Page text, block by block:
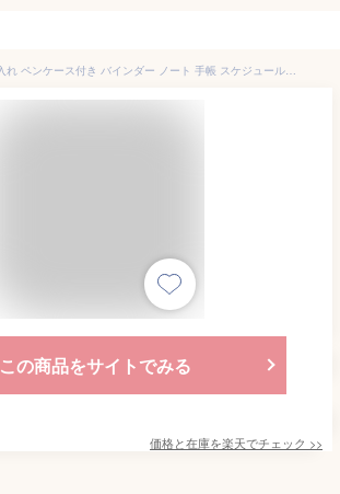
ダイゴー 小物入れ ペンケース付き バインダー ノート 手帳 スケジュール帳 メモ帳 おしゃれ 文具 文房具 事務用品 持ち運び IS.5穴バインダー マイクロ5 BK(ブラック) GY(グレー) BL(ブルー) PK(ピンク) IV(アイボリー)
この商品をサイトでみる
価格と在庫を楽天でチェック >>